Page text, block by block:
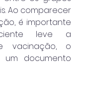
Ao comparecer
é importante
leve a
vacinação, o
um documento